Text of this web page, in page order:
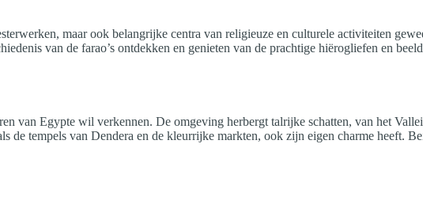
maar ook belangrijke centra van religieuze en culturele activiteiten
van de farao’s ontdekken en genieten van de prachtige hiërogliefen en
van Egypte wil verkennen. De omgeving herbergt talrijke schatten, van het
de tempels van Dendera en de kleurrijke markten, ook zijn eigen charme heeft.